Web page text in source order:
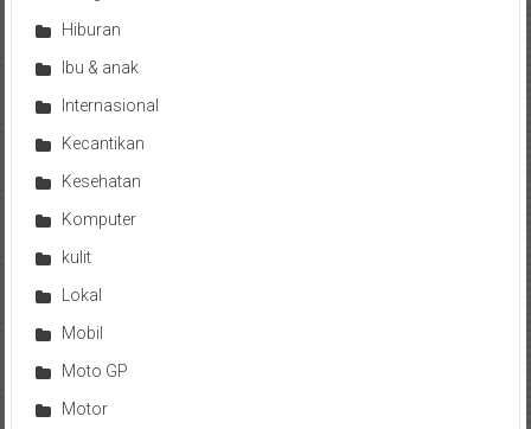
Hiburan
Ibu & anak
Internasional
Kecantikan
Kesehatan
Komputer
kulit
Lokal
Mobil
Moto GP
Motor